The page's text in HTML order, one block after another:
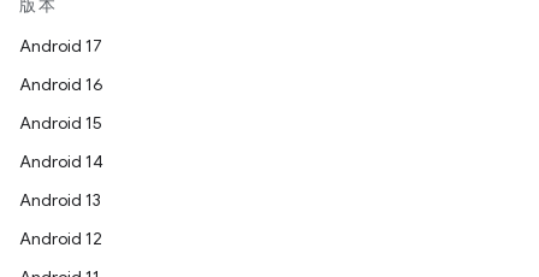
版本
Android 17
Android 16
Android 15
Android 14
Android 13
Android 12